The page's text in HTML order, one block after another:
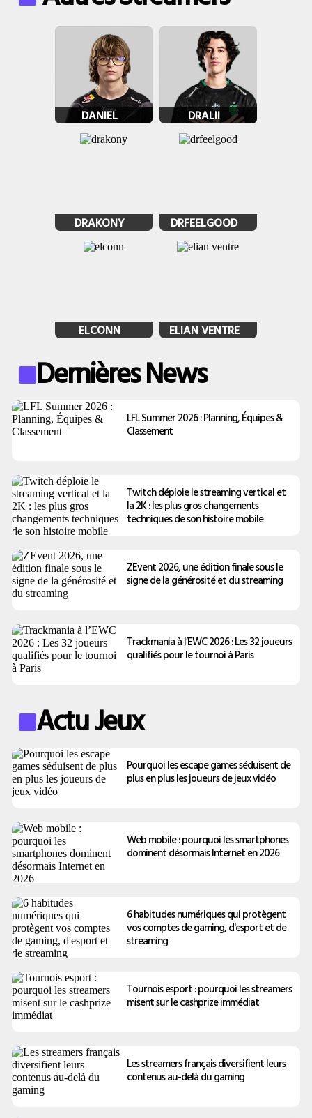
DANIEL DRALII
DRAKONY DRFEELGOOD
ELCONN ELIAN VENTRE
Dernières News
LFL Summer 2026 : Planning, Équipes &
Classement
Twitch déploie le streaming vertical et
la 2K : les plus gros changements
techniques de son histoire mobile
ZEvent 2026, une édition finale sous le
signe de la générosité et du streaming
Trackmania à l’EWC 2026 : Les 32 joueurs
qualifiés pour le tournoi à Paris
Actu Jeux
Pourquoi les escape games séduisent de
plus en plus les joueurs de jeux vidéo
Web mobile : pourquoi les smartphones
dominent désormais Internet en 2026
6 habitudes numériques qui protègent
vos comptes de gaming, d'esport et de
streaming
Tournois esport : pourquoi les streamers
misent sur le cashprize immédiat
Les streamers français diversifient leurs
contenus au-delà du gaming